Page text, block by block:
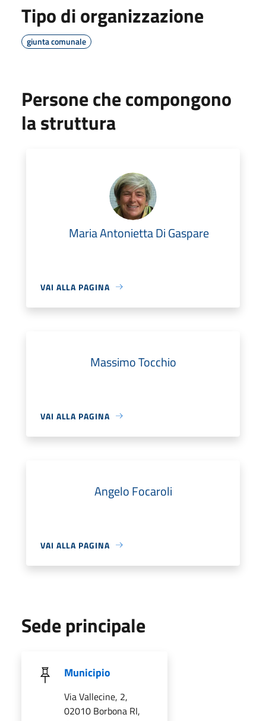
Tipo di organizzazione
giunta comunale
Persone che compongono
la struttura
Maria Antonietta Di Gaspare
VAI ALLA PAGINA
Massimo Tocchio
VAI ALLA PAGINA
Angelo Focaroli
VAI ALLA PAGINA
Sede principale
Municipio
Via Vallecine, 2,
02010 Borbona RI,